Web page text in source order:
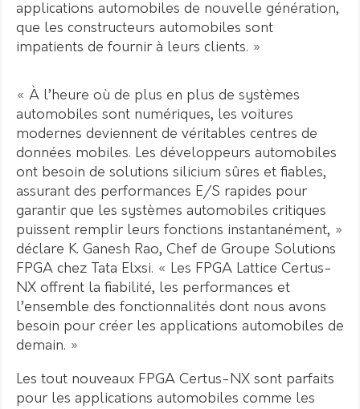
applications automobiles de nouvelle génération,
que les constructeurs automobiles sont
impatients de fournir à leurs clients. »
« À l’heure où de plus en plus de systèmes
automobiles sont numériques, les voitures
modernes deviennent de véritables centres de
données mobiles. Les développeurs automobiles
ont besoin de solutions silicium sûres et fiables,
assurant des performances E/S rapides pour
garantir que les systèmes automobiles critiques
puissent remplir leurs fonctions instantanément, »
déclare K. Ganesh Rao, Chef de Groupe Solutions
FPGA chez Tata Elxsi. « Les FPGA Lattice Certus-
NX offrent la fiabilité, les performances et
l’ensemble des fonctionnalités dont nous avons
besoin pour créer les applications automobiles de
demain. »
Les tout nouveaux FPGA Certus-NX sont parfaits
pour les applications automobiles comme les